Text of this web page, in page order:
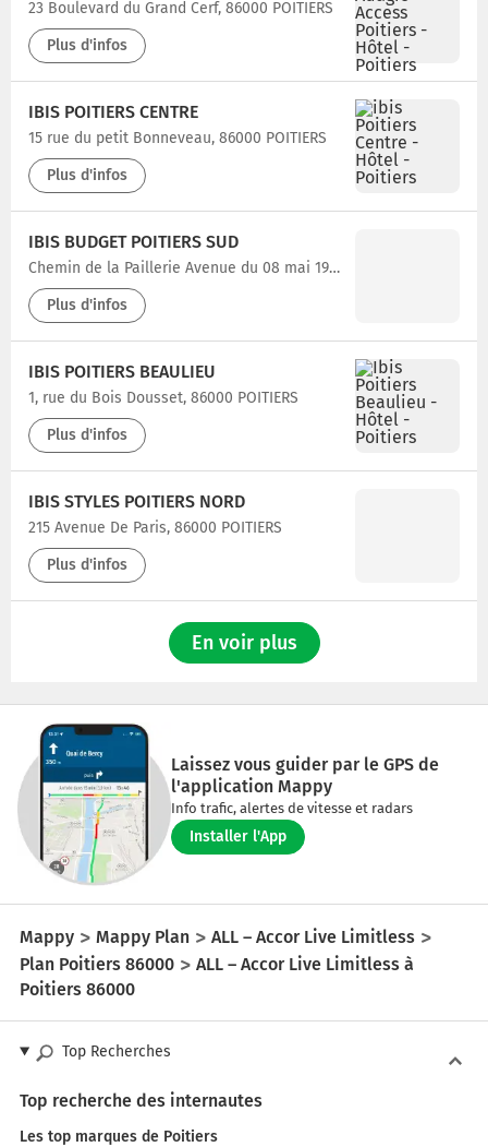
23 Boulevard du Grand Cerf, 86000 POITIERS
Plus d'infos
IBIS POITIERS CENTRE
15 rue du petit Bonneveau, 86000 POITIERS
Plus d'infos
IBIS BUDGET POITIERS SUD
Chemin de la Paillerie Avenue du 08 mai 1945, 86000 POITIERS
Plus d'infos
IBIS POITIERS BEAULIEU
1, rue du Bois Dousset, 86000 POITIERS
Plus d'infos
IBIS STYLES POITIERS NORD
215 Avenue De Paris, 86000 POITIERS
Plus d'infos
En voir plus
Laissez vous guider par le GPS de
l'application Mappy
Info trafic, alertes de vitesse et radars
Installer l'App
Mappy Mappy Plan
ALL – Accor Live Limitless
Plan Poitiers 86000
ALL – Accor Live Limitless à
Poitiers 86000
Top Recherches
Top recherche des internautes
Les top marques de Poitiers